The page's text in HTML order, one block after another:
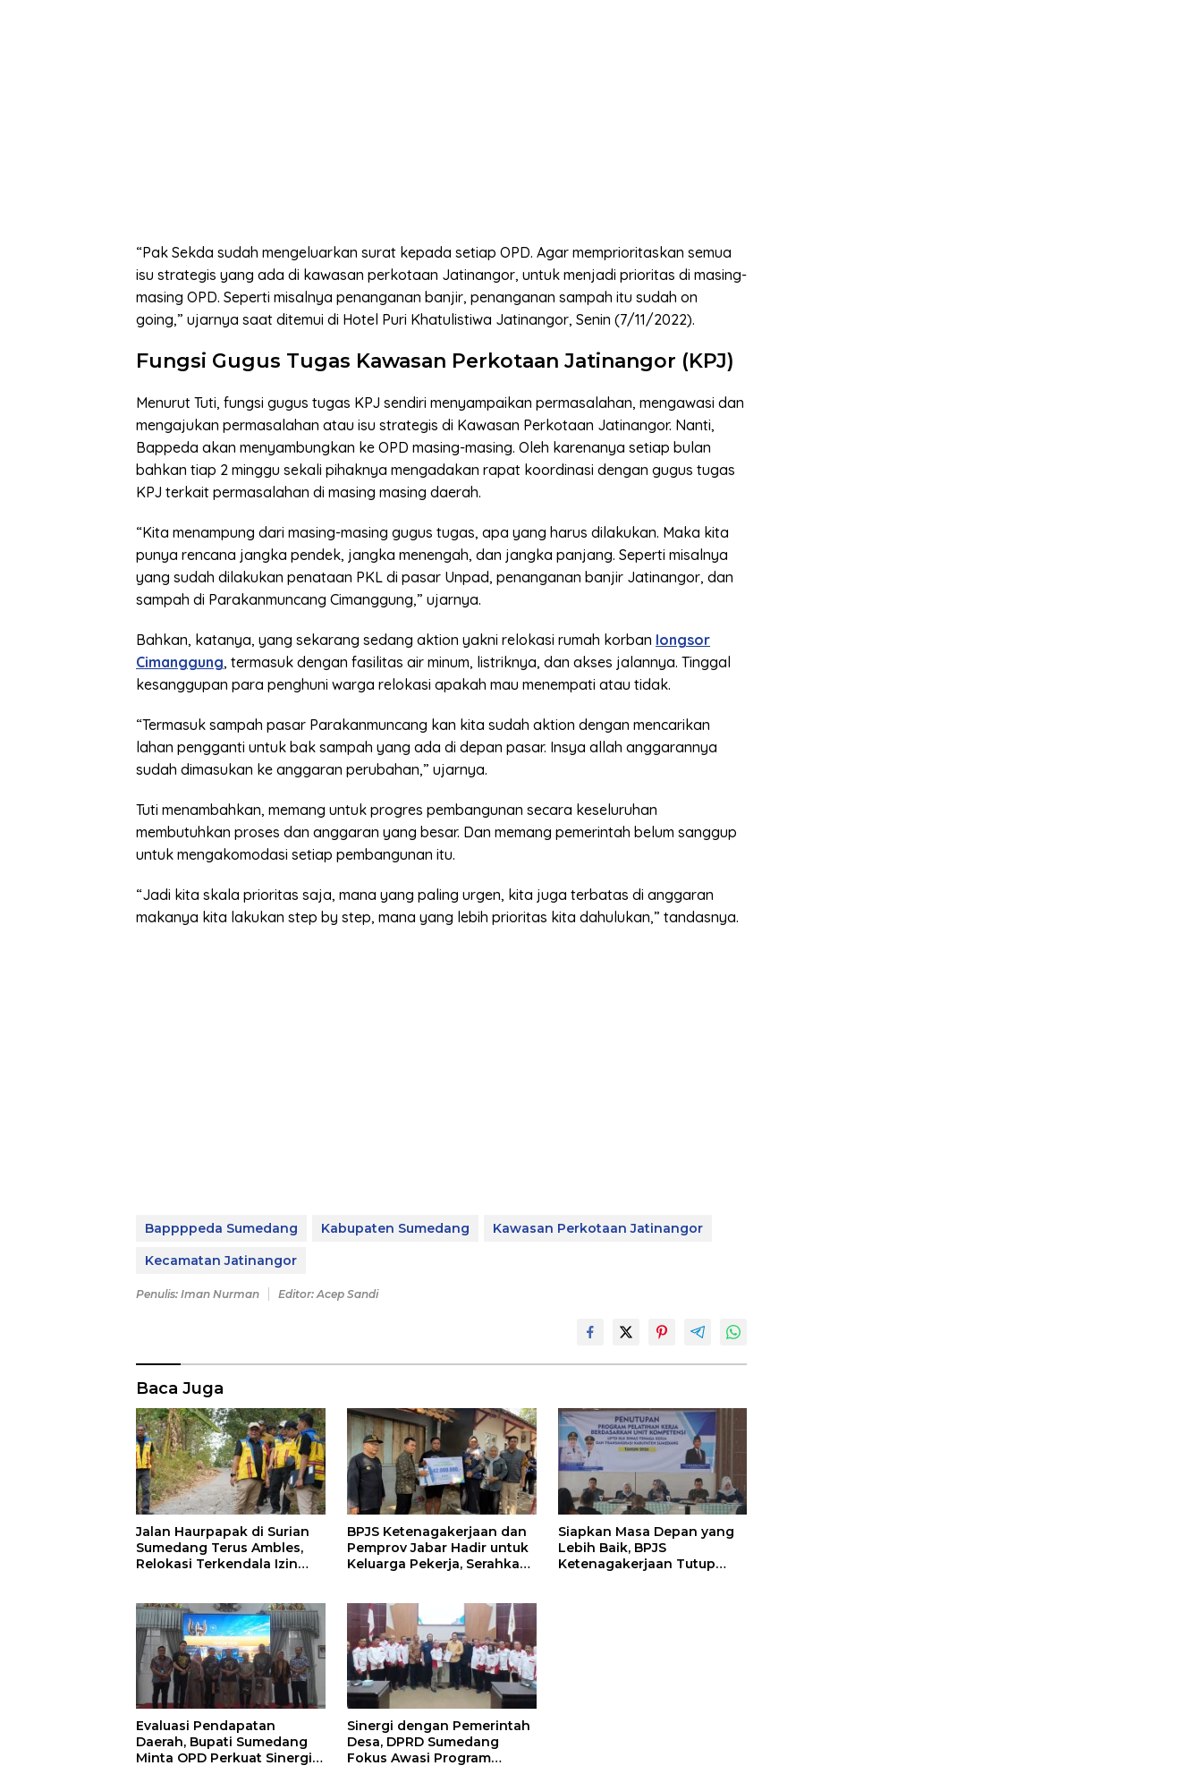
“Pak Sekda sudah mengeluarkan surat kepada setiap OPD. Agar memprioritaskan semua
isu strategis yang ada di kawasan perkotaan Jatinangor, untuk menjadi prioritas di masing-
masing OPD. Seperti misalnya penanganan banjir, penanganan sampah itu sudah on
going,” ujarnya saat ditemui di Hotel Puri Khatulistiwa Jatinangor, Senin (7/11/2022).
Fungsi Gugus Tugas Kawasan Perkotaan Jatinangor (KPJ)
Menurut Tuti, fungsi gugus tugas KPJ sendiri menyampaikan permasalahan, mengawasi dan
mengajukan permasalahan atau isu strategis di Kawasan Perkotaan Jatinangor. Nanti,
Bappeda akan menyambungkan ke OPD masing-masing. Oleh karenanya setiap bulan
bahkan tiap 2 minggu sekali pihaknya mengadakan rapat koordinasi dengan gugus tugas
KPJ terkait permasalahan di masing masing daerah.
“Kita menampung dari masing-masing gugus tugas, apa yang harus dilakukan. Maka kita
punya rencana jangka pendek, jangka menengah, dan jangka panjang. Seperti misalnya
yang sudah dilakukan penataan PKL di pasar Unpad, penanganan banjir Jatinangor, dan
sampah di Parakanmuncang Cimanggung,” ujarnya.
Bahkan, katanya, yang sekarang sedang aktion yakni relokasi rumah korban longsor
Cimanggung, termasuk dengan fasilitas air minum, listriknya, dan akses jalannya. Tinggal
kesanggupan para penghuni warga relokasi apakah mau menempati atau tidak.
“Termasuk sampah pasar Parakanmuncang kan kita sudah aktion dengan mencarikan
lahan pengganti untuk bak sampah yang ada di depan pasar. Insya allah anggarannya
sudah dimasukan ke anggaran perubahan,” ujarnya.
Tuti menambahkan, memang untuk progres pembangunan secara keseluruhan
membutuhkan proses dan anggaran yang besar. Dan memang pemerintah belum sanggup
untuk mengakomodasi setiap pembangunan itu.
“Jadi kita skala prioritas saja, mana yang paling urgen, kita juga terbatas di anggaran
makanya kita lakukan step by step, mana yang lebih prioritas kita dahulukan,” tandasnya.
Bappppeda Sumedang Kabupaten Sumedang
Kawasan Perkotaan Jatinangor
Kecamatan Jatinangor
Penulis: Iman Nurman Editor: Acep Sandi
Baca Juga
Jalan Haurpapak di Surian
Sumedang Terus Ambles,
Relokasi Terkendala Izin
BPJS Ketenagakerjaan dan
Pemprov Jabar Hadir untuk
Keluarga Pekerja, Serahkan
Siapkan Masa Depan yang
Lebih Baik, BPJS
Ketenagakerjaan Tutup
Evaluasi Pendapatan
Daerah, Bupati Sumedang
Minta OPD Perkuat Sinergi
Sinergi dengan Pemerintah
Desa, DPRD Sumedang
Fokus Awasi Program